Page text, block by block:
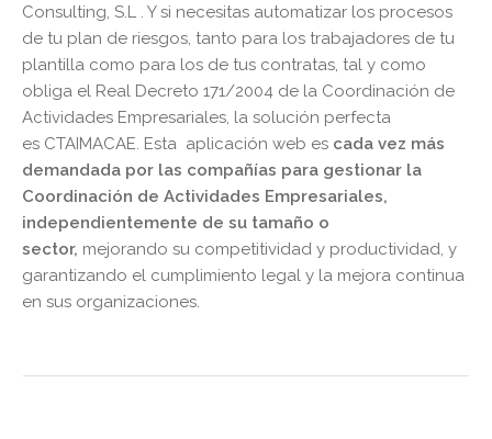
Consulting, S.L . Y si necesitas automatizar los procesos
de tu plan de riesgos, tanto para los trabajadores de tu
plantilla como para los de tus contratas, tal y como
obliga el Real Decreto 171/2004 de la Coordinación de
Actividades Empresariales, la solución perfecta
es CTAIMACAE. Esta aplicación web es cada vez más
demandada por las compañías para gestionar la
Coordinación de Actividades Empresariales,
independientemente de su tamaño o
sector, mejorando su competitividad y productividad, y
garantizando el cumplimiento legal y la mejora continua
en sus organizaciones.